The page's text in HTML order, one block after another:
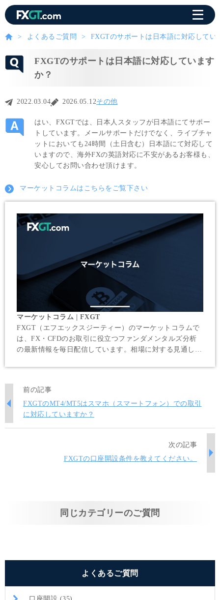
よくあるご質問 FXGTのサポートは日本語に対応してい
FXGTのサポートは日本語に対応しています
か？
2022.03.04 2026.05.12その他
はい、FXGTでは、日本人スタッフが日本語にてサポー
トしています。メールサポートだけでなく、ライブチャ
ットにおいても24時間（土日含む）日本語にて対応して
いますので、海外FXの英語対応に不安があるお客様も、
安心してお問い合わせ頂けます。
マーケットコラムはこちらをご覧下さい
マーケットコラム | FXGT
FXGT（エフエックスジーティー）のマーケットコラムで
は、FX・CFDのお取引に役立つファンダメンタルズ分析
の最新情報を毎日配信しています。相場に対する見通し
前の記事
FXGTのMT4/MT5はスマホ（スマートフォン）での取引
に対応していますか？
次の記事
FXGTの口座開設条件を教えてください。
同じカテゴリーのご質問
よくあるご質問
口座開設 (35)